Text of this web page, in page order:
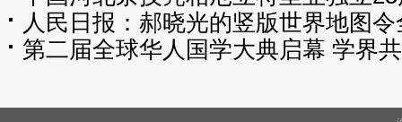
人民日报：郝晓光的竖版世界地图
第二届全球华人国学大典启幕 学界